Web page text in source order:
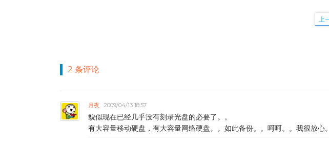
上
2 条评论
月夜 2009/04/13 18:57
貌似现在已经几乎没有刻录光盘的必要了。。
有大容量移动硬盘，有大容量网络硬盘。。如此备份。。呵呵。。我很放心